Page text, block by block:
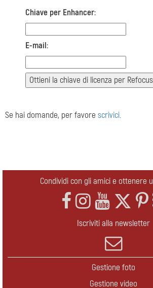
Chiave per Enhancer:
E-mail:
Se hai domande, per favore scrivici.
Condividi con gli amici e ottenere
Iscriviti alla newsletter
Gestione foto
Gestione video